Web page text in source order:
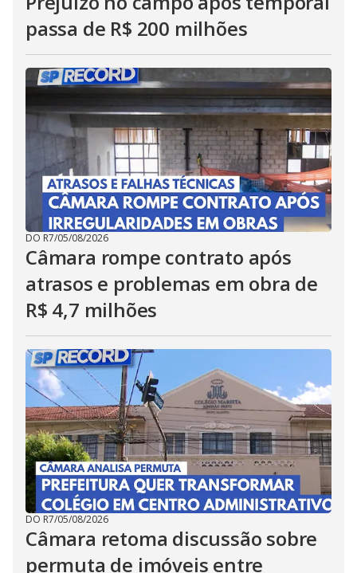
passa de R$ 200 milhões
DO R7/05/08/2026
Câmara rompe contrato após
atrasos e problemas em obra de
R$ 4,7 milhões
DO R7/05/08/2026
Câmara retoma discussão sobre
permuta de imóveis entre